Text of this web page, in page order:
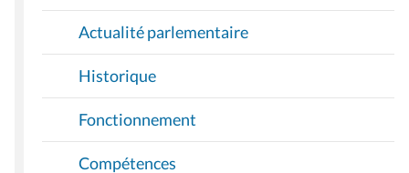
O
Actualité parlementaire
Historique
Fonctionnement
Compétences